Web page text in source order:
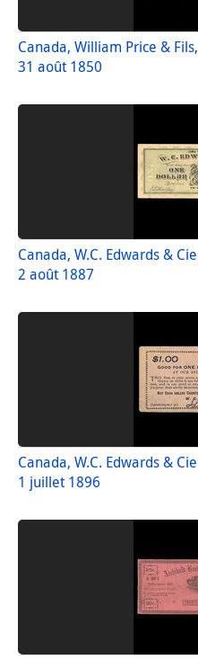
Canada, William Price &
31 août 1850
Canada, W.C. Edwards &
2 août 1887
Canada, W.C. Edwards &
1 juillet 1896